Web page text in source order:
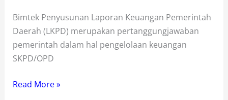
Bimtek Penyusunan Laporan Keuangan Pemerintah
Daerah (LKPD) merupakan pertanggungjawaban
pemerintah dalam hal pengelolaan keuangan
SKPD/OPD
Bimtek
Read More »